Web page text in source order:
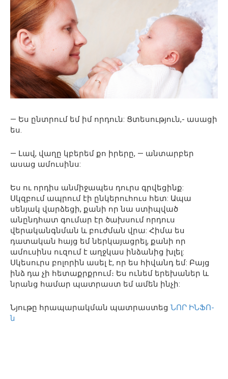
— Ես ընտրում եմ իմ որդուն: Ցտեսություն,- ասացի
ես.
— Լավ, վաղը կբերեմ քո իրերը, — անտարբեր
ասաց ամուսինս:
Ես ու որդիս անմիջապես դուրս գրվեցինք:
Սկզբում ապրում էի ընկերուհուս հետ: Ապա
սենյակ վարձեցի, քանի որ նա ստիպված
անընդհատ գումար էր ծախսում որդուս
վերականգնման և բուժման վրա: Հիմա ես
դատական ​​հայց եմ ներկայացրել, քանի որ
ամուսինս ուզում է աղջկաս ինձանից խլել:
Սկեսուրս բոլորին ասել է, որ ես հիվանդ եմ: Բայց
ինձ դա չի հետաքրքրում։ Ես ունեմ երեխաներ և
նրանց համար պատրաստ եմ ամեն ինչի:
Նյութը հրապարակման պատրաստեց ՆՈՐ ԻՆՖՈ-
ն